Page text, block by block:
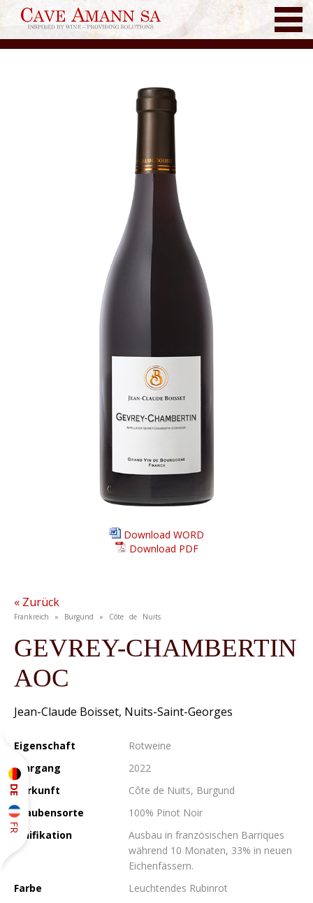
DE
FR
Download WORD
Download PDF
« Zurück
Frankreich » Burgund » Côte de Nuits
GEVREY-CHAMBERTIN
AOC
Jean-Claude Boisset, Nuits-Saint-Georges
Eigenschaft
Rotweine
Jahrgang
2022
Herkunft
Côte de Nuits, Burgund
Traubensorte
100% Pinot Noir
Vinifikation
Ausbau in französischen Barriques
während 10 Monaten, 33% in neuen
Eichenfässern.
Farbe
Leuchtendes Rubinrot